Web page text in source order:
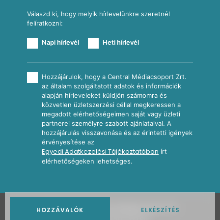
HOZZÁVALÓK ELKÉSZÍTÉS
Válaszd ki, hogy melyik hírlevelünkre szeretnél
felíratkozni:
Napi hírlevél Heti hírlevél
Hozzájárulok, hogy a Central Médiacsoport Zrt.
az általam szolgáltatott adatok és információk
alapján hírleveleket küldjön számomra és
közvetlen üzletszerzési céllal megkeressen a
megadott elérhetőségeimen saját vagy üzleti
partnerei személyre szabott ajánlataival. A
hozzájárulás visszavonása és az érintetti igények
érvényesítése az
Egyedi Adatkezelési Tájékoztatóban írt
elérhetőségeken lehetséges.
2026Nosalty · Central Médiacsoport Zrt.